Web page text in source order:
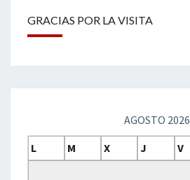
GRACIAS POR LA VISITA
AGOSTO 2026
L
M X J V